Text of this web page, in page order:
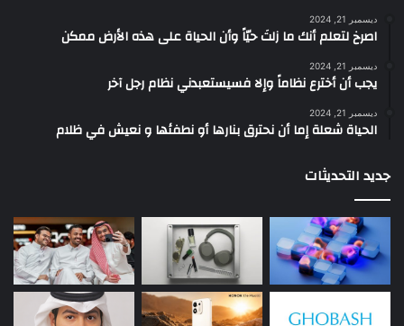
ديسمبر 21, 2024
‫اصرخ لتعلم أنك ما زلتَ حيّاً وأن الحياة على هذه الأرض ممكن
ديسمبر 21, 2024
يجب أن أخترع نظاماً وإلا فسيستعبدني نظام رجل آخر
ديسمبر 21, 2024
الحياة شعلة إما أن نحترق بنارها أو نطفئها و نعيش في ظلام
جديد التحديثات